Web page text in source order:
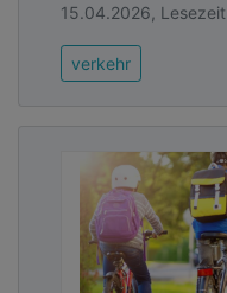
15.04.2026,
verkehr